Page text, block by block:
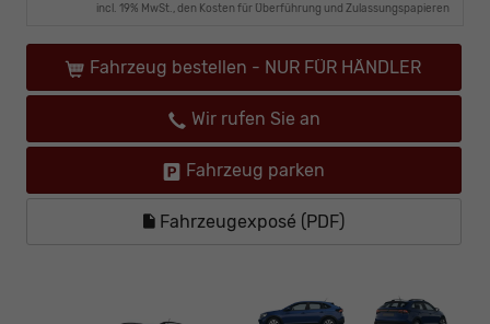
incl. 19% MwSt., den Kosten für Überführung und Zulassungspapieren
Fahrzeug bestellen - NUR FÜR HÄNDLER
Wir rufen Sie an
Fahrzeug parken
Fahrzeugexposé (PDF)